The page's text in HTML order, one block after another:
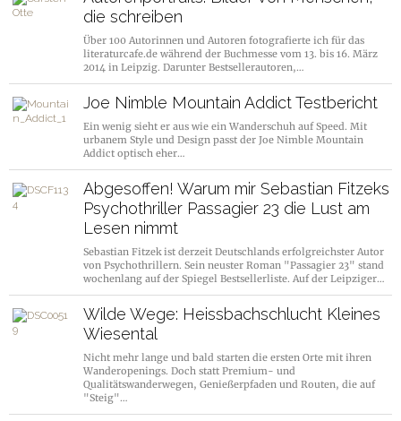
die schreiben
Über 100 Autorinnen und Autoren fotografierte ich für das
literaturcafe.de während der Buchmesse vom 13. bis 16. März
2014 in Leipzig. Darunter Bestsellerautoren,…
Joe Nimble Mountain Addict Testbericht
Ein wenig sieht er aus wie ein Wanderschuh auf Speed. Mit
urbanem Style und Design passt der Joe Nimble Mountain
Addict optisch eher…
Abgesoffen! Warum mir Sebastian Fitzeks
Psychothriller Passagier 23 die Lust am
Lesen nimmt
Sebastian Fitzek ist derzeit Deutschlands erfolgreichster Autor
von Psychothrillern. Sein neuster Roman "Passagier 23" stand
wochenlang auf der Spiegel Bestsellerliste. Auf der Leipziger…
Wilde Wege: Heissbachschlucht Kleines
Wiesental
Nicht mehr lange und bald starten die ersten Orte mit ihren
Wanderopenings. Doch statt Premium- und
Qualitätswanderwegen, Genießerpfaden und Routen, die auf
"Steig"…